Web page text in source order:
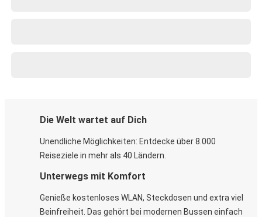
Die Welt wartet auf Dich
Unendliche Möglichkeiten: Entdecke über 8.000
Reiseziele in mehr als 40 Ländern.
Unterwegs mit Komfort
Genieße kostenloses WLAN, Steckdosen und extra viel
Beinfreiheit. Das gehört bei modernen Bussen einfach